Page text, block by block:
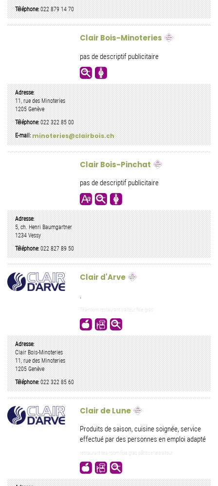
Téléphone:022 879 14 70
Clair Bois-Minoteries
pas de descriptif publicitaire
Adresse:
11, rue des Minoteries
1205 Genève
Téléphone:022 322 85 00
E-mail:minoteries@clairbois.ch
Clair Bois-Pinchat
pas de descriptif publicitaire
Adresse:
5, ch. Henri Baumgartner
1234 Vessy
Téléphone:022 827 89 50
Clair d'Arve
.
Tea-room restaurant traiteur foie gras
Adresse:
Clair Bois-Minoteries
11, rue des Minoteries
1205 Genève
Téléphone:022 322 85 60
Clair de Lune
Produits de saison, cuisine soignée, service
effectué par des personnes en emploi adapté
restaurant tea-room foie gras pâtisserie traiteur